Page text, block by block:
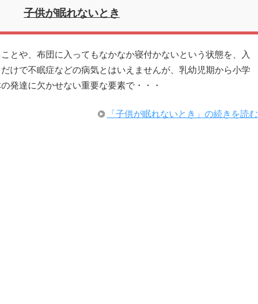
子供が眠れないとき
とや、布団に入ってもなかなか寝付かないという状態を、入
けで不眠症などの病気とはいえませんが、乳幼児期から小学
発達に欠かせない重要な要素で・・・
「子供が眠れないとき」の続きを読む